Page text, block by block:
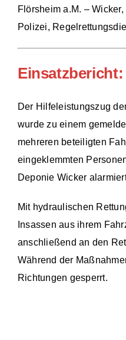
Flörsheim a.M. –
Polizei,
Einsatzbericht:
Der Hilfeleistungszug
wurde zu einem
mehreren beteiligten
eingeklemmten
Deponie Wicker
Mit hydraulischen
Insassen aus ihrem
anschließend an den
Während der
Richtungen gesperrt.